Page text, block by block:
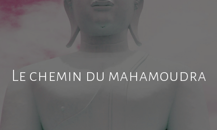
Le chemin du mahamoudra